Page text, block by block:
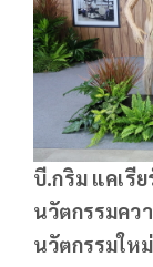
บี.กริม แคเรี
นวัตกรรมคว
นวัตกรรมให